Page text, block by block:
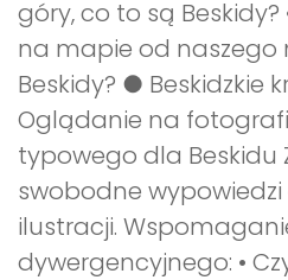
góry, co to są
na mapie od naszego
Beskidy? ● Beskidzkie
Oglądanie na
typowego dla Beskidu
swobodne
ilustracji.
dywergencyjnego: •